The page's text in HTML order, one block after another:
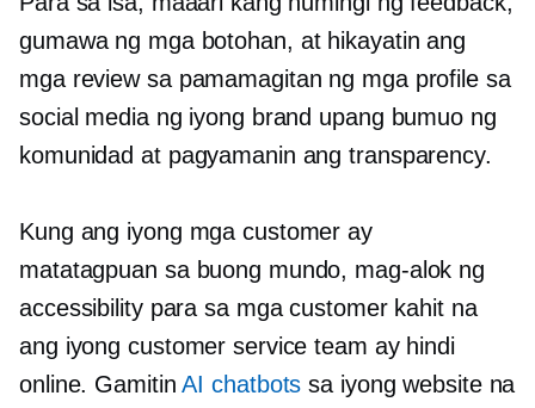
gumawa ng mga botohan, at hikayatin ang
mga review sa pamamagitan ng mga profile sa
social media ng iyong brand upang bumuo ng
komunidad at pagyamanin ang transparency.
Kung ang iyong mga customer ay
matatagpuan sa buong mundo, mag-alok ng
accessibility para sa mga customer kahit na
ang iyong customer service team ay hindi
online. GamitinAI chatbots sa iyong website na